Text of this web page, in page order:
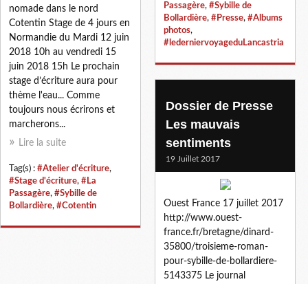
Passagère, #Sybille de
Bollardière, #Presse, #Albums
photos,
#lederniervoyageduLancastria
nomade dans le nord
Cotentin Stage de 4 jours en
Normandie du Mardi 12 juin
2018 10h au vendredi 15
juin 2018 15h Le prochain
stage d’écriture aura pour
thème l'eau... Comme
toujours nous écrirons et
marcherons...
Lire la suite
Tag(s) : #Atelier d'écriture,
#Stage d'écriture, #La
Passagère, #Sybille de
Bollardière, #Cotentin
Dossier de Presse
Les mauvais
sentiments
19 Juillet 2017
Ouest France 17 juillet 2017
http://www.ouest-
france.fr/bretagne/dinard-
35800/troisieme-roman-
pour-sybille-de-bollardiere-
5143375 Le journal